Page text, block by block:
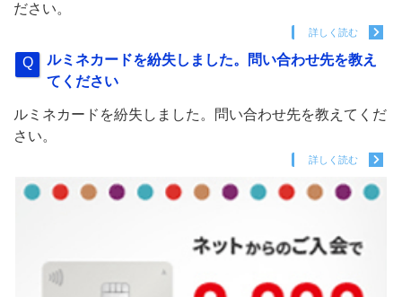
ださい。
詳しく読む
ルミネカードを紛失しました。問い合わせ先を教え
てください
ルミネカードを紛失しました。問い合わせ先を教えてくだ
さい。
詳しく読む